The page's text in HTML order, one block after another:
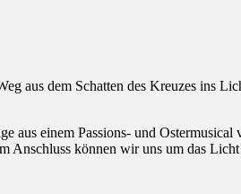
aus dem Schatten des Kreuzes ins
aus einem Passions- und Ostermusical
Anschluss können wir uns um das